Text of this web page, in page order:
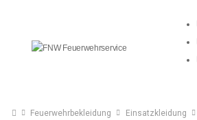
Feuerwehrbekleidung Einsatzkleidung